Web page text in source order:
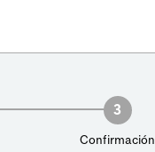
3
Confirmación